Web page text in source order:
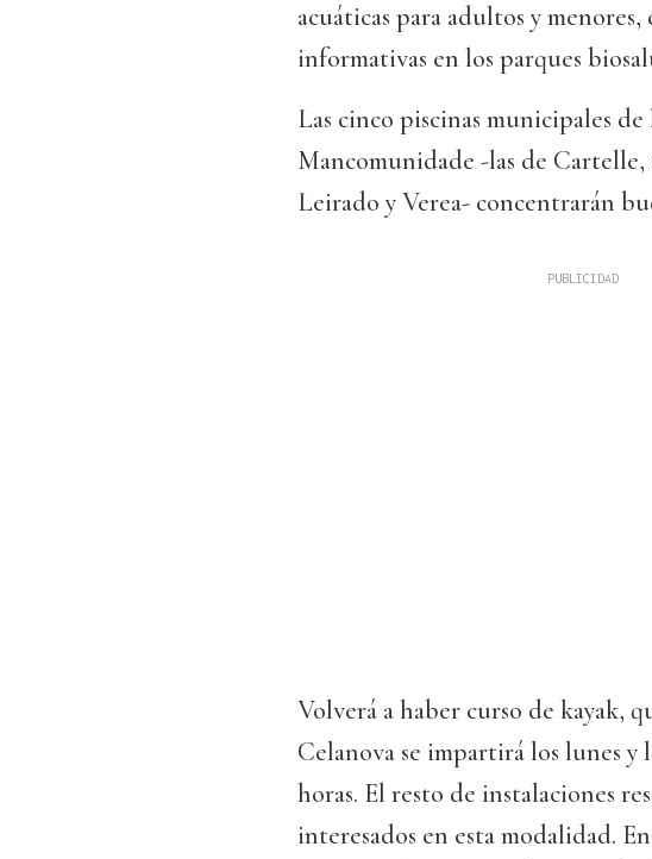
acuáticas para adultos y menores,
informativas en los parques
Las cinco piscinas municipales
Mancomunidade -las de
Leirado y Verea- concentrarán
Volverá a haber curso de kayak,
Celanova se impartirá los lunes y
horas. El resto de instalaciones
interesados en esta modalidad.